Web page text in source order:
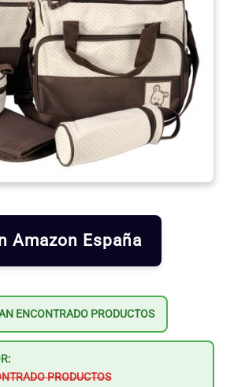
Amazon España
ENCONTRADO PRODUCTOS
PRODUCTOS